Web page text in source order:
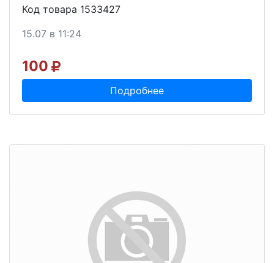
Код товара 1533427
15.07 в 11:24
100
Подробнее